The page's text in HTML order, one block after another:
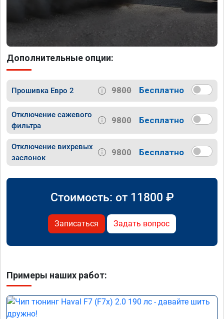
Дополнительные опции:
Прошивка Евро 2 9800 Бесплатно
Отключение сажевого
фильтра
9800 Бесплатно
Отключение вихревых
заслонок
9800 Бесплатно
Стоимость: от 11800 ₽
Записаться Задать вопрос
Примеры наших работ: